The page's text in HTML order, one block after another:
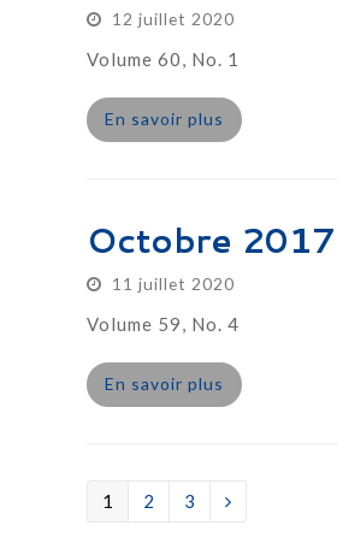
12 juillet 2020
Volume 60, No. 1
En savoir plus
Octobre 2017
11 juillet 2020
Volume 59, No. 4
En savoir plus
Page
1 Page
2 Page
3